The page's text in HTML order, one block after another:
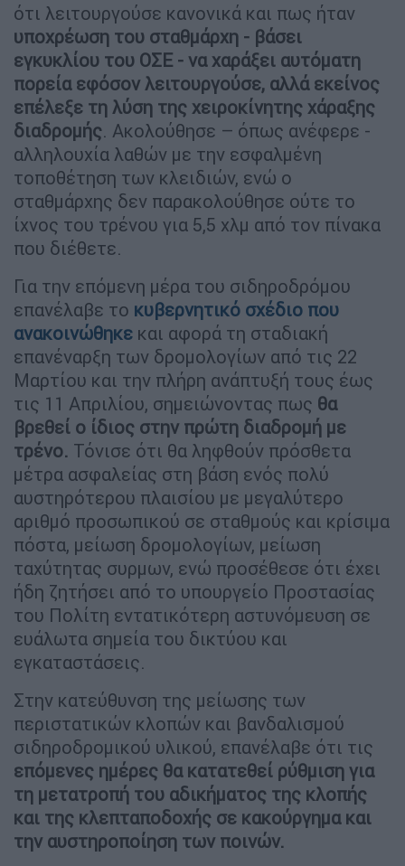
ότι λειτουργούσε κανονικά και πως ήταν
υποχρέωση του σταθμάρχη - βάσει
εγκυκλίου του ΟΣΕ - να χαράξει αυτόματη
πορεία εφόσον λειτουργούσε, αλλά εκείνος
επέλεξε τη λύση της χειροκίνητης χάραξης
διαδρομής. Ακολούθησε – όπως ανέφερε -
αλληλουχία λαθών με την εσφαλμένη
τοποθέτηση των κλειδιών, ενώ ο
σταθμάρχης δεν παρακολούθησε ούτε το
ίχνος του τρένου για 5,5 χλμ από τον πίνακα
που διέθετε.
Για την επόμενη μέρα του σιδηροδρόμου
επανέλαβε το κυβερνητικό σχέδιο που
ανακοινώθηκε και αφορά τη σταδιακή
επανέναρξη των δρομολογίων από τις 22
Μαρτίου και την πλήρη ανάπτυξή τους έως
τις 11 Απριλίου, σημειώνοντας πως θα
βρεθεί ο ίδιος στην πρώτη διαδρομή με
τρένο. Τόνισε ότι θα ληφθούν πρόσθετα
μέτρα ασφαλείας στη βάση ενός πολύ
αυστηρότερου πλαισίου με μεγαλύτερο
αριθμό προσωπικού σε σταθμούς και κρίσιμα
πόστα, μείωση δρομολογίων, μείωση
ταχύτητας συρμων, ενώ προσέθεσε ότι έχει
ήδη ζητήσει από το υπουργείο Προστασίας
του Πολίτη εντατικότερη αστυνόμευση σε
ευάλωτα σημεία του δικτύου και
εγκαταστάσεις.
Στην κατεύθυνση της μείωσης των
περιστατικών κλοπών και βανδαλισμού
σιδηροδρομικού υλικού, επανέλαβε ότι τις
επόμενες ημέρες θα κατατεθεί ρύθμιση για
τη μετατροπή του αδικήματος της κλοπής
και της κλεπταποδοχής σε κακούργημα και
την αυστηροποίηση των ποινών.